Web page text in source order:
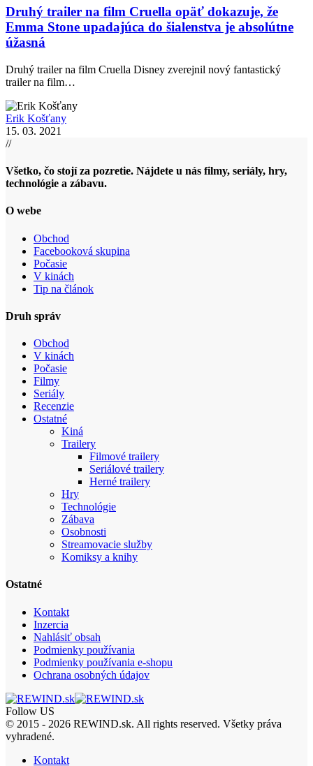
Druhý trailer na film Cruella opäť dokazuje, že
Emma Stone upadajúca do šialenstva je absolútne
úžasná
Druhý trailer na film Cruella Disney zverejnil nový fantastický
trailer na film…
Erik Košťany
15. 03. 2021
//
Všetko, čo stojí za pozretie. Nájdete u nás filmy, seriály, hry,
technológie a zábavu.
O webe
Obchod
Facebooková skupina
Počasie
V kinách
Tip na článok
Druh správ
Obchod
V kinách
Počasie
Filmy
Seriály
Recenzie
Ostatné
Kiná
Trailery
Filmové trailery
Seriálové trailery
Herné trailery
Hry
Technológie
Zábava
Osobnosti
Streamovacie služby
Komiksy a knihy
Ostatné
Kontakt
Inzercia
Nahlásiť obsah
Podmienky používania
Podmienky používania e-shopu
Ochrana osobných údajov
Follow US
© 2015 - 2026 REWIND.sk. All rights reserved. Všetky práva
vyhradené.
Kontakt